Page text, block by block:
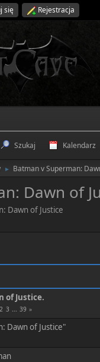
się Rejestracja
Szukaj Kalendarz
► Batman v Superman:
Dawn of
Dawn of Justice
of Justice.
2 3 ... 39
Dawn of Justice"